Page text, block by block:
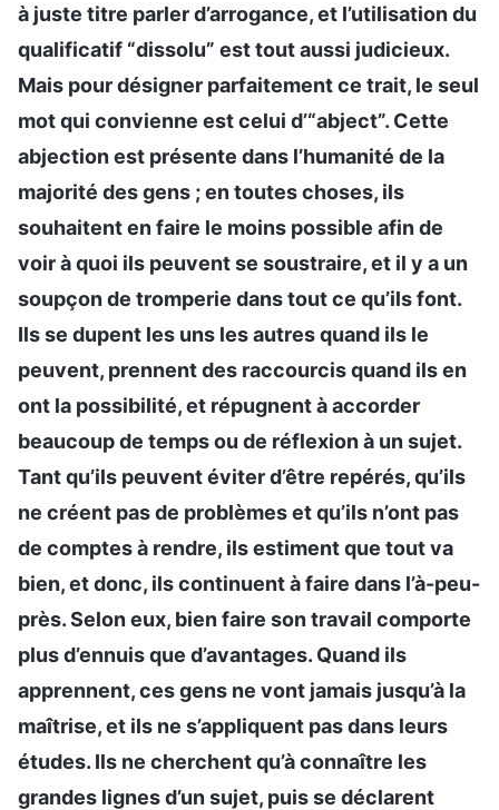
à juste titre parler d’arrogance, et l’utilisation du
qualificatif “dissolu” est tout aussi judicieux.
Mais pour désigner parfaitement ce trait, le seul
mot qui convienne est celui d’“abject”. Cette
abjection est présente dans l’humanité de la
majorité des gens ; en toutes choses, ils
souhaitent en faire le moins possible afin de
voir à quoi ils peuvent se soustraire, et il y a un
soupçon de tromperie dans tout ce qu’ils font.
Ils se dupent les uns les autres quand ils le
peuvent, prennent des raccourcis quand ils en
ont la possibilité, et répugnent à accorder
beaucoup de temps ou de réflexion à un sujet.
Tant qu’ils peuvent éviter d’être repérés, qu’ils
ne créent pas de problèmes et qu’ils n’ont pas
de comptes à rendre, ils estiment que tout va
bien, et donc, ils continuent à faire dans l’à-peu-
près. Selon eux, bien faire son travail comporte
plus d’ennuis que d’avantages. Quand ils
apprennent, ces gens ne vont jamais jusqu’à la
maîtrise, et ils ne s’appliquent pas dans leurs
études. Ils ne cherchent qu’à connaître les
grandes lignes d’un sujet, puis se déclarent